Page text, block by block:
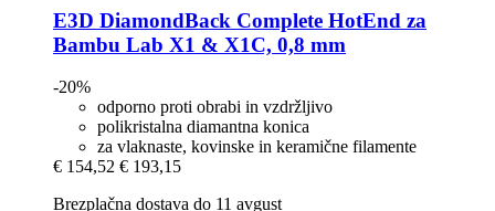
E3D DiamondBack Complete HotEnd za
Bambu Lab X1 & X1C, 0,8 mm
-20%
odporno proti obrabi in vzdržljivo
polikristalna diamantna konica
za vlaknaste, kovinske in keramične filamente
€ 154,52 € 193,15
Brezplačna dostava do 11 avgust